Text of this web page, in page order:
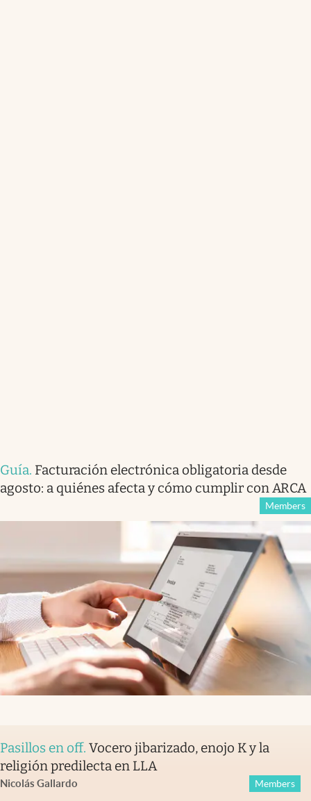
Guía. Facturación electrónica obligatoria desde
agosto: a quiénes afecta y cómo cumplir con ARCA
Members
Pasillos en off. Vocero jibarizado, enojo K y la
religión predilecta en LLA
Nicolás Gallardo Members